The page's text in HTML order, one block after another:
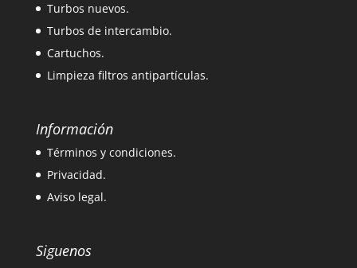
Turbos nuevos.
Turbos de intercambio.
Cartuchos.
Limpieza filtros antipartículas.
Información
Términos y condiciones.
Privacidad.
Aviso legal.
Siguenos